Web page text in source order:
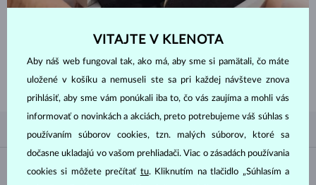
PODĽA OBĽÚBENOSTI FILTROVANIE
Materiál
VITAJTE V KLENOTA
Aby náš web fungoval tak, ako má, aby sme si pamätali, čo máte
uložené v košíku a nemuseli ste sa pri každej návšteve znova
prihlásiť, aby sme vám ponúkali iba to, čo vás zaujíma a mohli vás
informovať o novinkách a akciách, preto potrebujeme váš súhlas s
používaním súborov cookies, tzn. malých súborov, ktoré sa
dočasne ukladajú vo vašom prehliadači. Viac o zásadách používania
cookies si môžete prečítať tu. Kliknutím na tlačidlo „Súhlasím a